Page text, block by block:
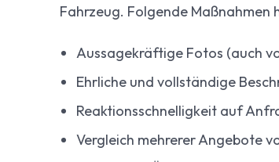
Fahrzeug. Folgende Maßnahmen
Aussagekräftige Fotos (auch
Ehrliche und vollständige
Reaktionsschnelligkeit auf
Vergleich mehrerer Angebote